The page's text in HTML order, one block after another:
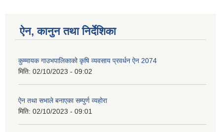
ऐन, कानुन तथा निर्देशिका
कुम्मायक गाउभपालिकाको कृषि व्यवसाय प्रवर्धन ऐन 2074
मिति: 02/10/2023 - 09:02
ऐन तथा सभाले बनाएका सम्पुर्ण व्यहोरा
मिति: 02/10/2023 - 09:01